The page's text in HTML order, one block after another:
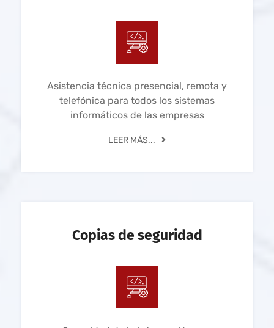
Asistencia técnica presencial, remota y
telefónica para todos los sistemas
informáticos de las empresas
LEER MÁS...
Copias de seguridad